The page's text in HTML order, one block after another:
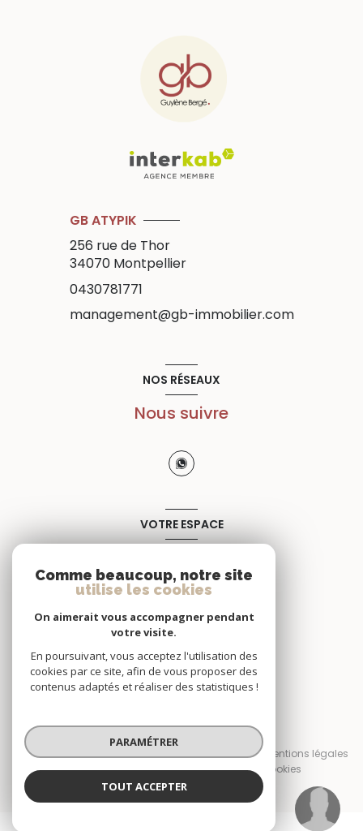
Karine Chaptal
GB ATYPIK
256 rue de Thor
34070 Montpellier
0430781771
management@gb-immobilier.com
NOS RÉSEAUX
Nous suivre
VOTRE ESPACE
© 2026 | Tous droits réservés
Nos honoraires
Nos partenaires
Mentions légales
Admin
Politique RGPD Cookies
Réalisé par :
Comme beaucoup, notre site
utilise les cookies
On aimerait vous accompagner pendant
votre visite.
En poursuivant, vous acceptez l'utilisation des
cookies par ce site, afin de vous proposer des
contenus adaptés et réaliser des statistiques !
PARAMÉTRER
TOUT ACCEPTER